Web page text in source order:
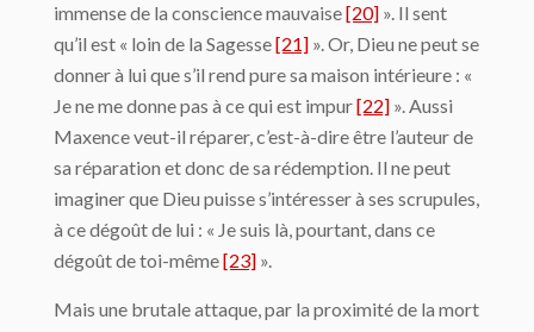
immense de la conscience mauvaise[20] ». Il sent
qu’il est « loin de la Sagesse[21] ». Or, Dieu ne peut se
donner à lui que s’il rend pure sa maison intérieure : «
Je ne me donne pas à ce qui est impur[22] ». Aussi
Maxence veut-il réparer, c’est-à-dire être l’auteur de
sa réparation et donc de sa rédemption. Il ne peut
imaginer que Dieu puisse s’intéresser à ses scrupules,
à ce dégoût de lui : « Je suis là, pourtant, dans ce
dégoût de toi-même[23] ».
Mais une brutale attaque, par la proximité de la mort